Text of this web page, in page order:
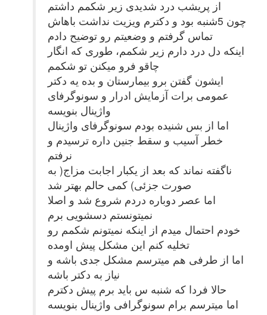
از پریشب درد شدیدی زیر شکمم داشتم
چون 5شنبه بود و دکترم ویزیت نداشت باهاش
تماس گرفتم و وضعیتم رو توضیح دادم
اینکه دل درد دارم زیر شکمم، طوری که انگار
چاقو فرو میکنن تو شکمم
ایشون گفتن برو بیمارستان و بده یه دکتر
عمومی برات آزمایش ادرار و سونوگرفای
واژینال بنویسه
اما از بس شنیده بودم سونوگرفای واژینال
خطر آسیب و سقط جنین داره ترسیدم و
نرفتم
ناگفته نماند که بعد از یکبار اجابت مزاج( به
صورت جزئی) کمی حالم بهتر شد
اما عصر دوباره دردم شروع شد و اصلا
نمیتونستم دسشویی برم
خودم احتمال میدم از اینکه نمیتونم شکمم رو
تخلیه کنم این مشکل پیش اومده
اما از طرفی هم میترسم مشکل جدی باشه و
نیاز به دکتر باشه
حالا فردا که شنبه س باید برم پیش دکترم
اما میترسم برام سونوگرافی واژینال بنویسه